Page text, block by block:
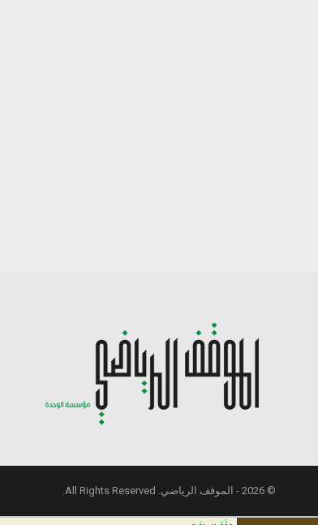
© 2026 - الموقف الرياضي. All Rights Reserved.